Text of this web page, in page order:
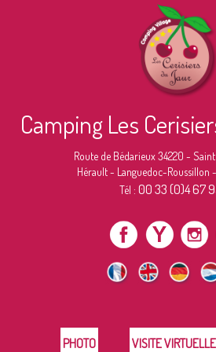
Camping Les
Route de Bédarieux 34220 -
Hérault - Languedoc-Roussillon
Tél : 00 33 (0)4 67
PHOTO VISITE VIRTUELLE